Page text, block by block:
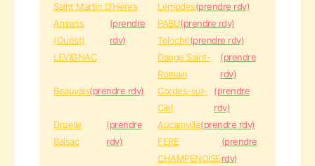
Saint Martin D'Heres
Lempdes(prendre rdv)
Amiens
(Ouest)
(prendre
rdv)
PABU(prendre rdv)
Teloché(prendre rdv)
LEVIGNAC
Dange Saint-
Romain
(prendre
rdv)
Beauvais(prendre rdv)
Cordes-sur-
Ciel
(prendre
rdv)
Druelle
Balsac
(prendre
rdv)
Aucamville(prendre rdv)
FERE
CHAMPENOISE
(prendre
rdv)